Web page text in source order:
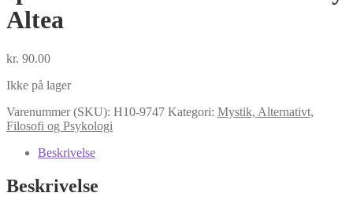
Altea
kr. 90.00
Ikke på lager
Varenummer (SKU): H10-9747 Kategori: Mystik, Alternativt,
Filosofi og Psykologi
Beskrivelse
Beskrivelse